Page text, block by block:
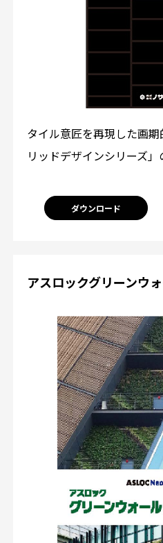
タイル意匠を再現した画
リッドデザインシリーズ」
ダウンロード
アスロックグリーンウ